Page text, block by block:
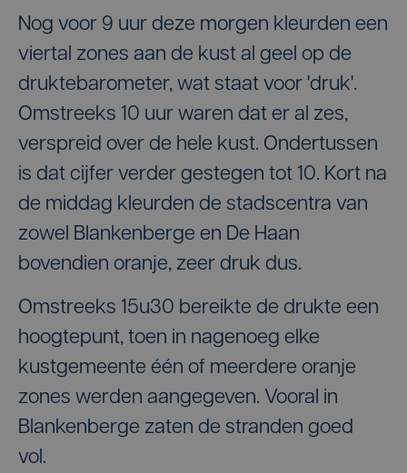
Nog voor 9 uur deze morgen kleurden een
viertal zones aan de kust al geel op de
druktebarometer, wat staat voor 'druk'.
Omstreeks 10 uur waren dat er al zes,
verspreid over de hele kust. Ondertussen
is dat cijfer verder gestegen tot 10. Kort na
de middag kleurden de stadscentra van
zowel Blankenberge en De Haan
bovendien oranje, zeer druk dus.
Omstreeks 15u30 bereikte de drukte een
hoogtepunt, toen in nagenoeg elke
kustgemeente één of meerdere oranje
zones werden aangegeven. Vooral in
Blankenberge zaten de stranden goed
vol.